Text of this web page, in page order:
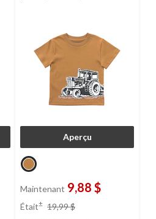
Aperçu
Maintenant 9,88 $
Était± 19,99 $